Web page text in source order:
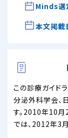
Minds選
本文掲載
この診療ガイド
分泌外科学会、
す。2010年10
では、2012年3